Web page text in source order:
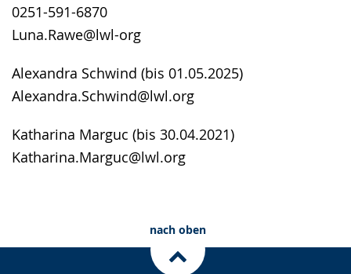
0251-591-6870
Luna.Rawe@lwl-org
Alexandra Schwind (bis 01.05.2025)
Alexandra.Schwind@lwl.org
Katharina Marguc (bis 30.04.2021)
Katharina.Marguc@lwl.org
nach oben